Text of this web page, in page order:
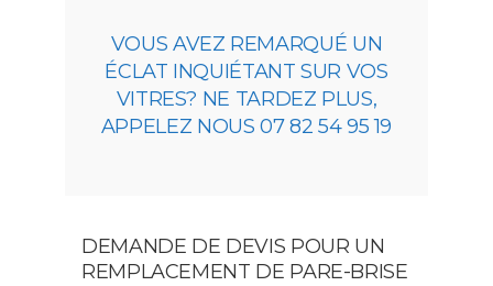
VOUS AVEZ REMARQUÉ UN
ÉCLAT INQUIÉTANT SUR VOS
VITRES? NE TARDEZ PLUS,
APPELEZ NOUS 07 82 54 95 19
DEMANDE DE DEVIS POUR UN
REMPLACEMENT DE PARE-BRISE